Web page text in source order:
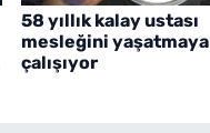
58 yıllık kalay ustası
mesleğini yaşatmaya
çalışıyor